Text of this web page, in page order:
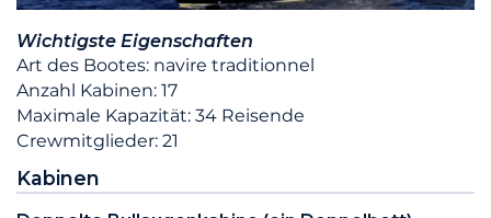
Wichtigste Eigenschaften
Art des Bootes: navire traditionnel
Anzahl Kabinen: 17
Maximale Kapazität: 34 Reisende
Crewmitglieder: 21
Kabinen